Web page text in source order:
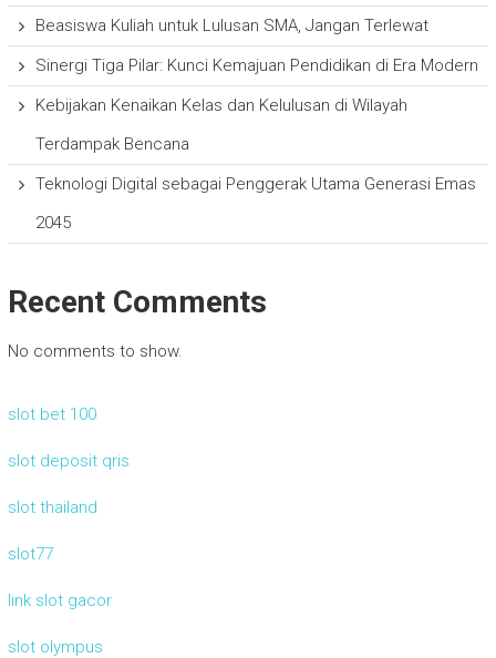
Beasiswa Kuliah untuk Lulusan SMA, Jangan Terlewat
Sinergi Tiga Pilar: Kunci Kemajuan Pendidikan di Era Modern
Kebijakan Kenaikan Kelas dan Kelulusan di Wilayah
Terdampak Bencana
Teknologi Digital sebagai Penggerak Utama Generasi Emas
2045
Recent Comments
No comments to show.
slot bet 100
slot deposit qris
slot thailand
slot77
link slot gacor
slot olympus